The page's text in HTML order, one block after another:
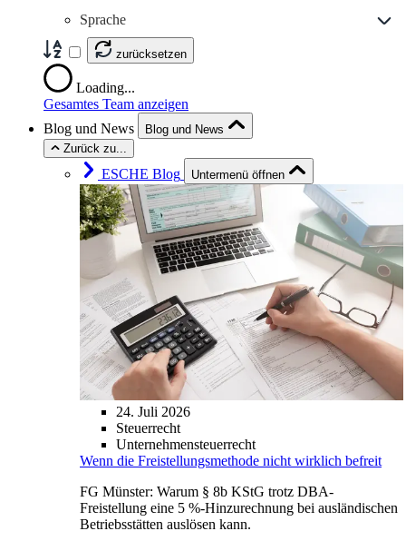
Sprache
zurücksetzen
Loading...
Gesamtes Team anzeigen
Blog und News
Blog und News
Zurück zu...
ESCHE Blog Untermenü öffnen
24. Juli 2026
Steuerrecht
Unternehmensteuerrecht
Wenn die Freistellungsmethode nicht wirklich befreit
FG Münster: Warum § 8b KStG trotz DBA-
Freistellung eine 5 %-Hinzurechnung bei ausländischen
Betriebsstätten auslösen kann.